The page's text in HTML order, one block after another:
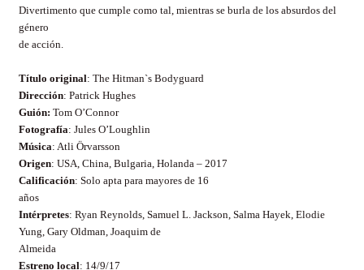
Divertimento que cumple como tal, mientras se burla de los absurdos del
género
de acción.
Título original: The Hitman`s Bodyguard
Dirección: Patrick Hughes
Guión: Tom O’Connor
Fotografía: Jules O’Loughlin
Música: Atli Örvarsson
Origen: USA, China, Bulgaria, Holanda – 2017
Calificación: Solo apta para mayores de 16
años
Intérpretes: Ryan Reynolds, Samuel L. Jackson, Salma Hayek, Elodie
Yung, Gary Oldman, Joaquim de
Almeida
Estreno local: 14/9/17